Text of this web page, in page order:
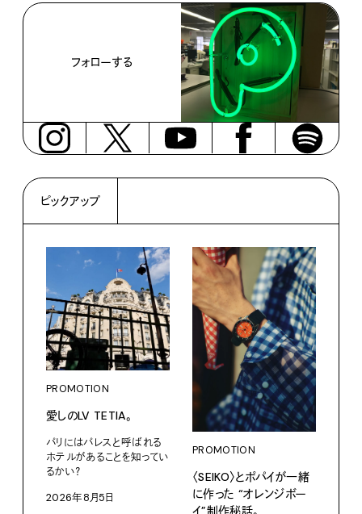
フォローする
ピックアップ
PROMOTION
愛しのLV TETIA。
パリにはパレスと呼ばれる
ホテルがあることを知ってい
るかい？
2026年8月5日
PROMOTION
〈SEIKO〉とポパイが一緒
に作った “オレンジボー
イ”制作秘話。